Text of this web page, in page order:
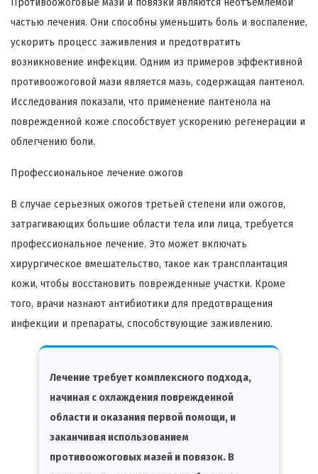
частью лечения. Они способны уменьшить боль и воспаление,
ускорить процесс заживления и предотвратить
возникновение инфекции. Одним из примеров эффективной
противоожоговой мази является мазь, содержащая пантенол.
Исследования показали, что применение пантенола на
поврежденной коже способствует ускорению регенерации и
облегчению боли.
Профессиональное лечение ожогов
В случае серьезных ожогов третьей степени или ожогов,
затрагивающих большие области тела или лица, требуется
профессиональное лечение. Это может включать
хирургическое вмешательство, такое как трансплантация
кожи, чтобы восстановить поврежденные участки. Кроме
того, врачи назнают антибиотики для предотвращения
инфекции и препараты, способствующие заживлению.
Лечение требует комплексного подхода,
начиная с охлаждения поврежденной
области и оказания первой помощи, и
заканчивая использованием
противоожоговых мазей и повязок. В